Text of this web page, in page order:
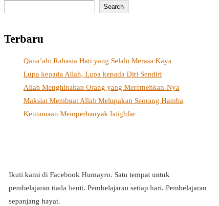
Search
Terbaru
Qana’ah: Rahasia Hati yang Selalu Merasa Kaya
Lupa kepada Allah, Lupa kepada Diri Sendiri
Allah Menghinakan Orang yang Meremehkan-Nya
Maksiat Membuat Allah Melupakan Seorang Hamba
Keutamaan Memperbanyak Istighfar
Ikuti kami di Facebook Humayro. Satu tempat untuk
pembelajaran tiada henti. Pembelajaran setiap hari. Pembelajaran
sepanjang hayat.